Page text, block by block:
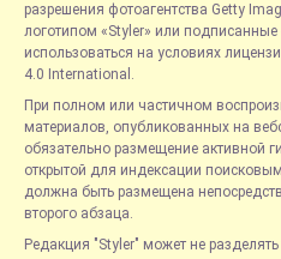
разрешения фотоагентства Getty
логотипом «Styler» или подписанные
использоваться на условиях
4.0 International.
При полном или частичном
материалов, опубликованных на
обязательно размещение активной
открытой для индексации
должна быть размещена
второго абзаца.
Редакция "Styler" может не